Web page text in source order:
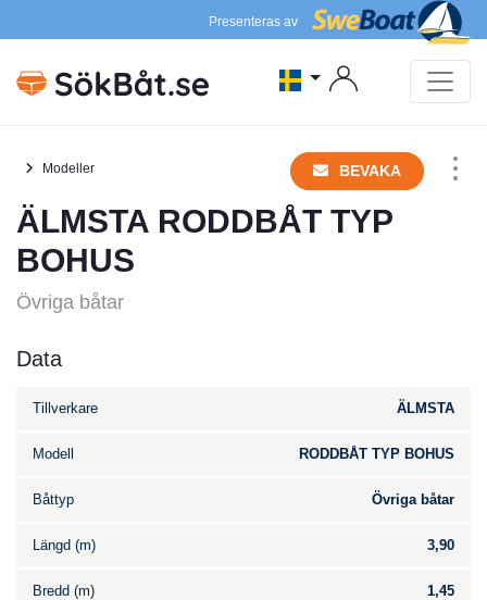
Presenteras av
Modeller BEVAKA
ÄLMSTA RODDBÅT TYP
BOHUS
Övriga båtar
Data
Tillverkare ÄLMSTA
Modell RODDBÅT TYP BOHUS
Båttyp Övriga båtar
Längd (m) 3,90
Bredd (m) 1,45